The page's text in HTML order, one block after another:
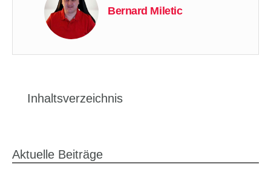
Bernard Miletic
Inhaltsverzeichnis
Aktuelle Beiträge